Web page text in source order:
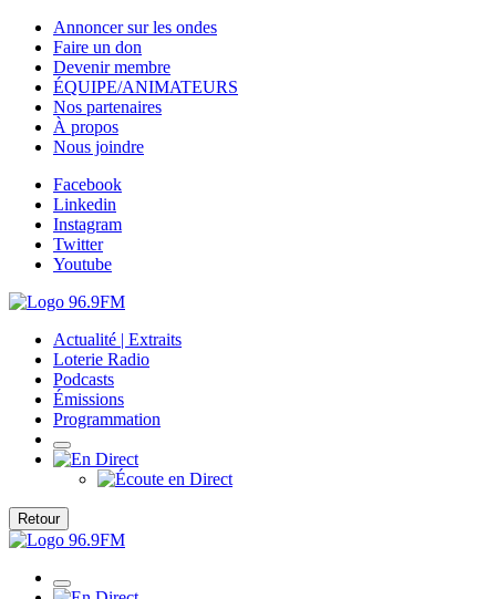
Annoncer sur les ondes
Faire un don
Devenir membre
ÉQUIPE/ANIMATEURS
Nos partenaires
À propos
Nous joindre
Facebook
Linkedin
Instagram
Twitter
Youtube
Actualité | Extraits
Loterie Radio
Podcasts
Émissions
Programmation
Retour